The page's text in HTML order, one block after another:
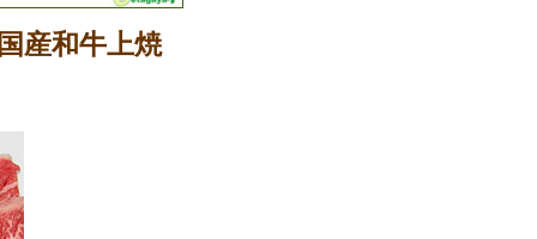
産和牛上焼